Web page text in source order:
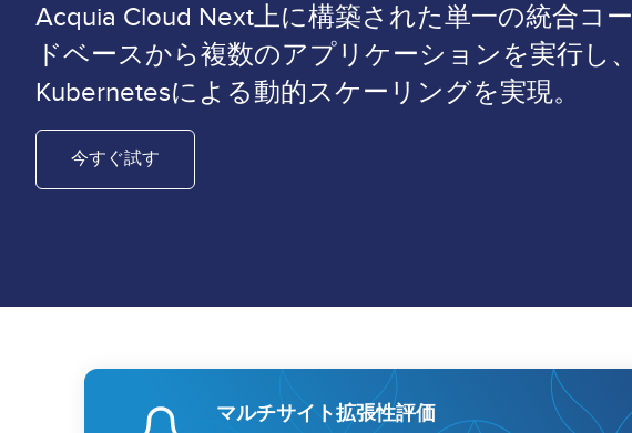
Acquia Cloud Next上に構築された単一の統合コー
ドベースから複数のアプリケーションを実行し、
Kubernetesによる動的スケーリングを実現。
今すぐ試す
マルチサイト拡張性評価